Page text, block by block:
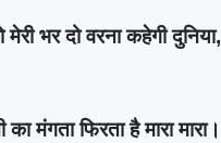
मेरी भर दो वरना कहेगी दुनिया,
मंगता फिरता है मारा मारा।